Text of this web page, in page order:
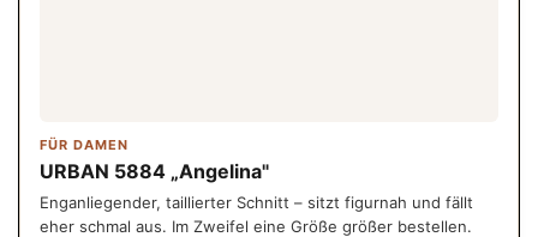
FÜR DAMEN
URBAN 5884 „Angelina"
Enganliegender, taillierter Schnitt – sitzt figurnah und fällt
eher schmal aus. Im Zweifel eine Größe größer bestellen.